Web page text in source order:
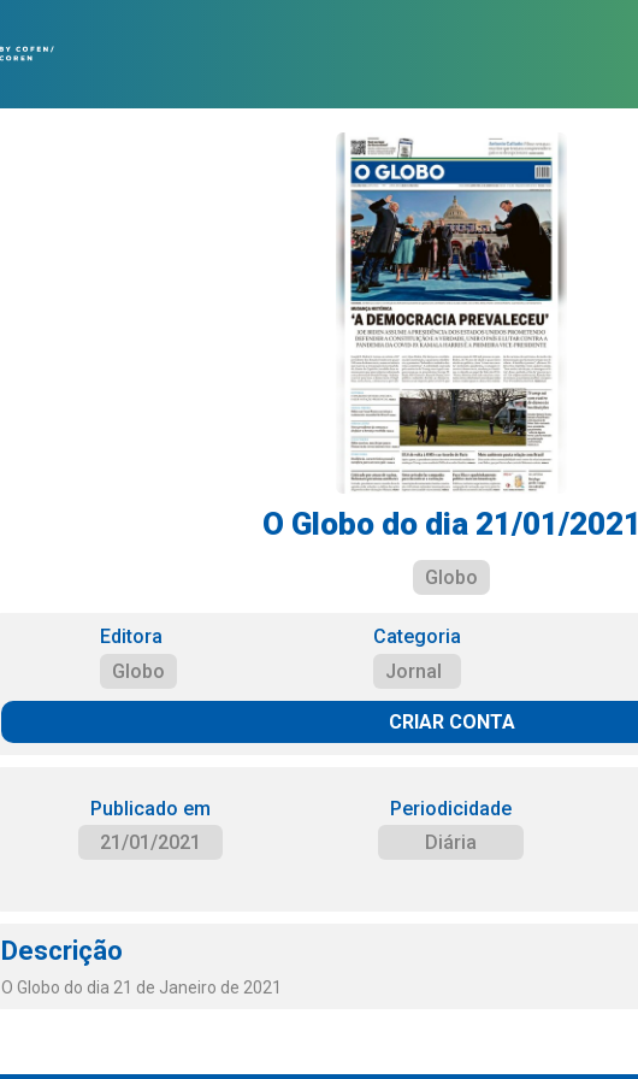
O Globo do dia 21/01/2021
Globo
Editora
Globo
Categoria
Jornal
CRIAR CONTA
Publicado em
21/01/2021
Periodicidade
Diária
Descrição
O Globo do dia 21 de Janeiro de 2021